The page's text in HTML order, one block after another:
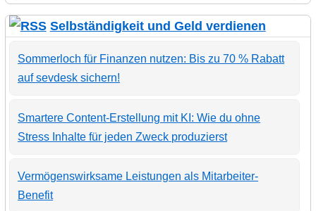
Selbständigkeit und Geld verdienen
Sommerloch für Finanzen nutzen: Bis zu 70 % Rabatt
auf sevdesk sichern!
Smartere Content-Erstellung mit KI: Wie du ohne
Stress Inhalte für jeden Zweck produzierst
Vermögenswirksame Leistungen als Mitarbeiter-
Benefit